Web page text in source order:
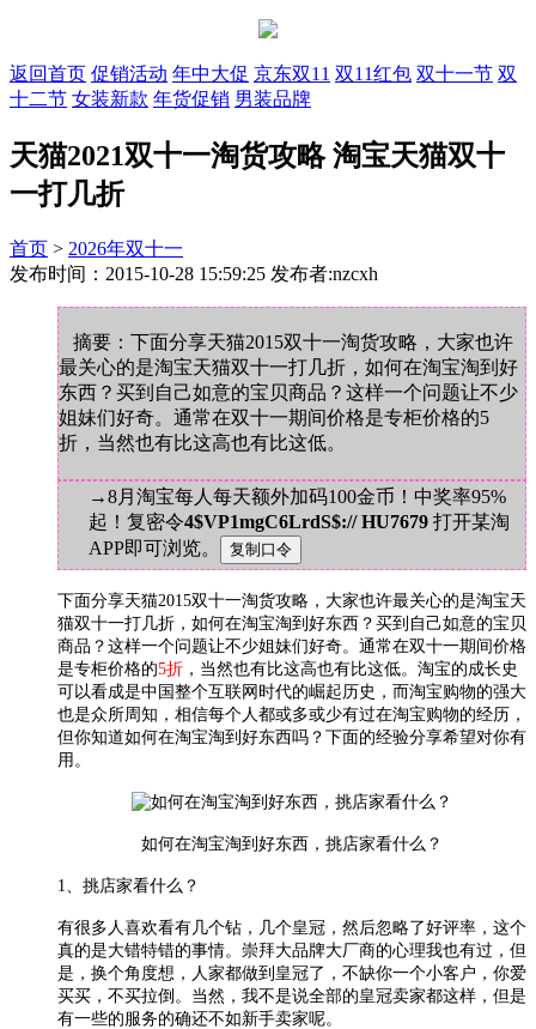
返回首页 促销活动 年中大促 京东双11 双11红包 双十一节 双
十二节 女装新款 年货促销 男装品牌
天猫2021双十一淘货攻略 淘宝天猫双十
一打几折
首页 > 2026年双十一
发布时间：2015-10-28 15:59:25 发布者:nzcxh
摘要：下面分享天猫2015双十一淘货攻略，大家也许
最关心的是淘宝天猫双十一打几折，如何在淘宝淘到好
东西？买到自己如意的宝贝商品？这样一个问题让不少
姐妹们好奇。通常在双十一期间价格是专柜价格的5
折，当然也有比这高也有比这低。
→8月淘宝每人每天额外加码100金币！中奖率95%
起！复密令4$VP1mgC6LrdS$:// HU7679 打开某淘
APP即可浏览。
下面分享天猫2015双十一淘货攻略，大家也许最关心的是淘宝天
猫双十一打几折，如何在淘宝淘到好东西？买到自己如意的宝贝
商品？这样一个问题让不少姐妹们好奇。通常在双十一期间价格
是专柜价格的5折 ，当然也有比这高也有比这低。淘宝的成长史
可以看成是中国整个互联网时代的崛起历史，而淘宝购物的强大
也是众所周知，相信每个人都或多或少有过在淘宝购物的经历，
但你知道如何在淘宝淘到好东西吗？下面的经验分享希望对你有
用。
如何在淘宝淘到好东西，挑店家看什么？
1、挑店家看什么？
有很多人喜欢看有几个钻，几个皇冠，然后忽略了好评率，这个
真的是大错特错的事情。崇拜大品牌大厂商的心理我也有过，但
是，换个角度想，人家都做到皇冠了，不缺你一个小客户，你爱
买买，不买拉倒。当然，我不是说全部的皇冠卖家都这样，但是
有一些的服务的确还不如新手卖家呢。